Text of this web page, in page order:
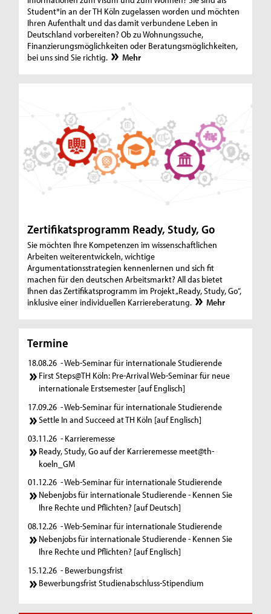
Student*in an der TH Köln zugelassen worden und möchten
Ihren Aufenthalt und das damit verbundene Leben in
Deutschland vorbereiten? Ob zu Wohnungssuche,
Finanzierungsmöglichkeiten oder Beratungsmöglichkeiten,
bei uns sind Sie richtig.
Mehr
Zertifikatsprogramm Ready, Study, Go
Sie möchten Ihre Kompetenzen im wissenschaftlichen
Arbeiten weiterentwickeln, wichtige
Argumentationsstrategien kennenlernen und sich fit
machen für den deutschen Arbeitsmarkt? All das bietet
Ihnen das Zertifikatsprogramm im Projekt „Ready, Study, Go“,
inklusive einer individuellen Karriereberatung.
Mehr
Termine
18.08.26 - Web-Seminar für internationale Studierende
First Steps@TH Köln: Pre-Arrival Web-Seminar für neue
internationale Erstsemester [auf Englisch]
17.09.26 - Web-Seminar für internationale Studierende
Settle In and Succeed at TH Köln [auf Englisch]
03.11.26 - Karrieremesse
Ready, Study, Go auf der Karrieremesse meet@th-
koeln_GM
01.12.26 - Web-Seminar für internationale Studierende
Nebenjobs für internationale Studierende - Kennen Sie
Ihre Rechte und Pflichten? [auf Deutsch]
08.12.26 - Web-Seminar für internationale Studierende
Nebenjobs für internationale Studierende - Kennen Sie
Ihre Rechte und Pflichten? [auf Englisch]
15.12.26 - Bewerbungsfrist
Bewerbungsfrist Studienabschluss-Stipendium